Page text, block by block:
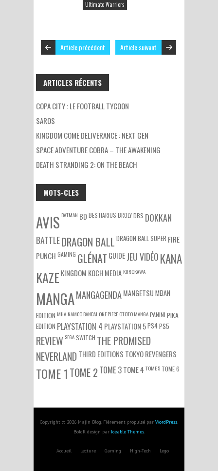
Ultimate Warriors
Article précédent Article suivant
ARTICLES RÉCENTS
COPA CITY : LE FOOTBALL TYCOON
SAROS
KINGDOM COME DELIVERANCE : NEXT GEN
SPACE ADVENTURE COBRA – THE AWAKENING
DEATH STRANDING 2: ON THE BEACH
MOTS-CLES
AVIS BATMAN BD BESTIARIUS BROLYDBS DOKKAN
BATTLEDRAGON BALL DRAGON BALL SUPER FIRE
PUNCH GAMING GLÉNAT GUIDEJEU VIDÉOKANA
KAZE KINGDOM KOCH MEDIA KUROKAWA
MANGAMANGAGENDAMANGETSUMEIAN
EDITION MHA NAMCO BANDAI ONE PIECE OTOTO MANGAPANINI PIKA
EDITION PLAYSTATION 4 PLAYSTATION 5PS4PS5
REVIEW SEGASWITCH THE PROMISED
NEVERLAND THIRD EDITIONS TOKYO REVENGERS
TOME 1TOME 2TOME 3TOME 4 TOME 5 TOME 6
Copyright © 2026 Majin Blog. Fièrement propulsé par WordPress.
BoldR design par Iceable Themes.
Accueil Lecture Gaming High-Tech Lego